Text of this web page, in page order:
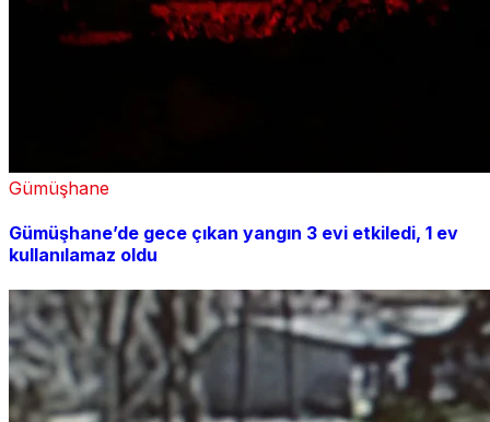
Gümüşhane
Gümüşhane’de gece çıkan yangın 3 evi etkiledi, 1 ev
kullanılamaz oldu